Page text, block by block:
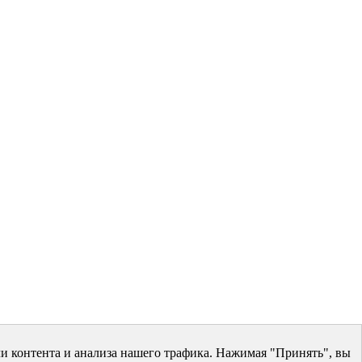
контента и анализа нашего трафика. Нажимая "Принять", вы